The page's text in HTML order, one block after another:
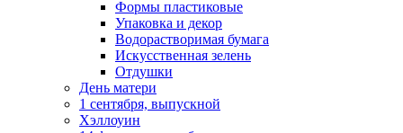
Формы пластиковые
Упаковка и декор
Водорастворимая бумага
Искусственная зелень
Отдушки
День матери
1 сентября, выпускной
Хэллоуин